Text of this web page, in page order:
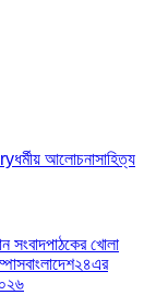
ধর্মীয় আলোচনাসাহিত্য
সংবাদপাঠকের খোলা
বাংলাদেশ২৪এর